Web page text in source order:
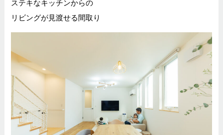
ステキなキッチンからの
リビングが見渡せる間取り